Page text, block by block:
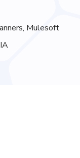
Mulesoft